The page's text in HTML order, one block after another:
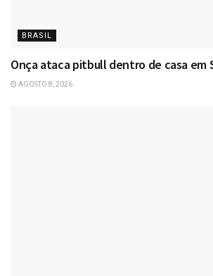
BRASIL
Onça ataca pitbull dentro de casa em
AGOSTO 8, 2026